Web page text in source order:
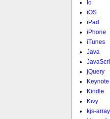
Io
iOS
iPad
iPhone
iTunes
Java
jQuery
Keynote
Kindle
Kivy
kjs-array